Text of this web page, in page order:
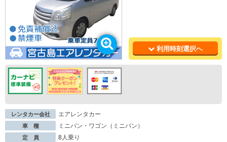
利用時刻選択へ
レンタカー会社 エアレンタカー
車 種 ミニバン・ワゴン（ミニバン）
定 員 8人乗り